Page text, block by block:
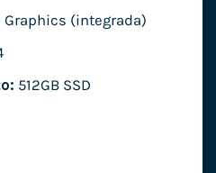
Graphics (integrada)
512GB SSD